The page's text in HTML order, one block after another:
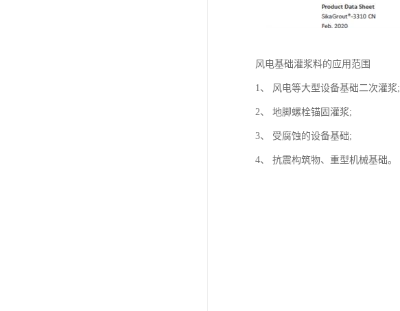
风电基础灌浆料的应用范围
1、 风电等大型设备基础二次灌浆;
2、 地脚螺栓锚固灌浆;
3、 受腐蚀的设备基础;
4、 抗震构筑物、重型机械基础。